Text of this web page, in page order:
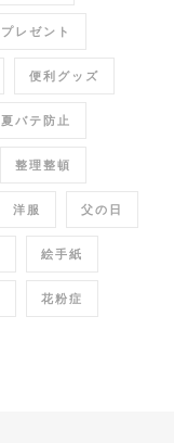
プレゼント
便利グッズ
夏バテ防止
整理整頓
洋服 父の日
絵手紙
花粉症